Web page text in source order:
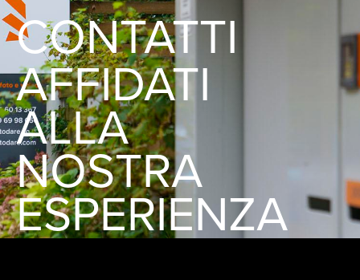
CONTATTI
AFFIDATI
ALLA
NOSTRA
ESPERIENZA